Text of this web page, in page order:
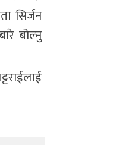
सिर्जन
बोल्नु